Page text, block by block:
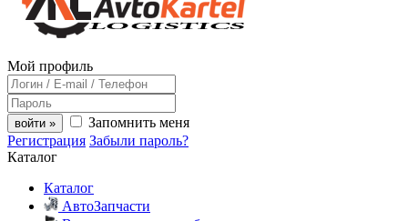
Мой профиль
войти »
Запомнить меня
Регистрация Забыли пароль?
Каталог
Каталог
АвтоЗапчасти